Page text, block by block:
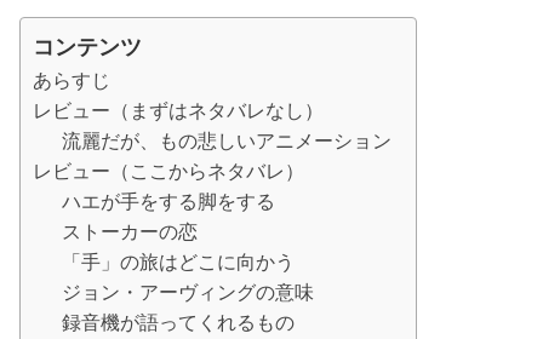
コンテンツ
あらすじ
レビュー（まずはネタバレなし）
流麗だが、もの悲しいアニメーション
レビュー（ここからネタバレ）
ハエが手をする脚をする
ストーカーの恋
「手」の旅はどこに向かう
ジョン・アーヴィングの意味
録音機が語ってくれるもの